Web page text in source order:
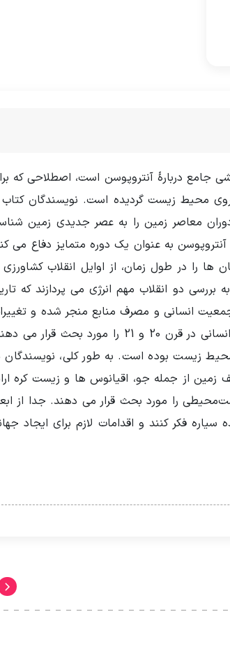
جامع دربارۀ آنتروپوسن است، اصطلاحی که
محیط زیست گردیده است. نویسندگان کتاب
معاصر زمین را به عصر جدیدی زمین
به عنوان یک دوره متمایز دفاع می
را در طول زمان، از اوایل انقلاب کشاورزی
دو انقلاب مهم انرژی می پردازند که
جمعیت انسانی و مصرف منابع منجر شده و
محیطی را در مقیاس جهانی ایجاد کرده است. آن‌ها همچنین تأثیر جهانی شدن و شتاب سریع فعالیت های انسانی در قرن 20 و 21 را مورد بحث
زیست بوده است. به طور کلی، نویسندگان
زمین از جمله جو، اقیانوس ها و زیست کره
را مورد بحث قرار می دهند. جدا از
فکر کنند و اقدامات لازم برای ایجاد